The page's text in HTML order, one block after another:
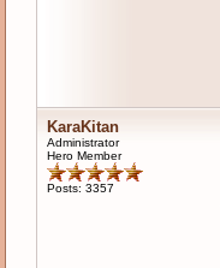
KaraKitan
Administrator
Hero Member
Posts: 3357